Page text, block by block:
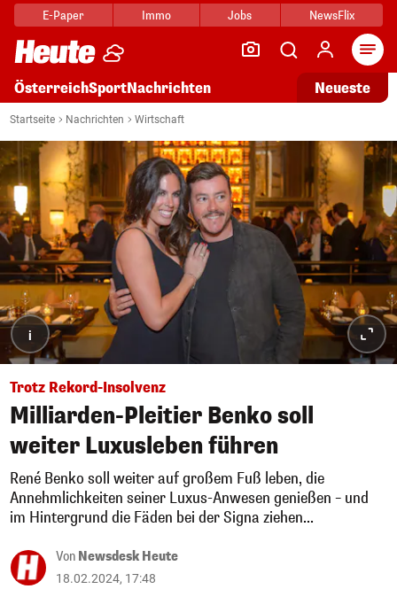
E-Paper Immo Jobs NewsFlix
ÖsterreichSportNachrichten Neueste
Startseite Nachrichten Wirtschaft
i
Trotz Rekord-Insolvenz
Milliarden-Pleitier Benko soll
weiter Luxusleben führen
René Benko soll weiter auf großem Fuß leben, die
Annehmlichkeiten seiner Luxus-Anwesen genießen – und
im Hintergrund die Fäden bei der Signa ziehen...
Von Newsdesk Heute
18.02.2024, 17:48